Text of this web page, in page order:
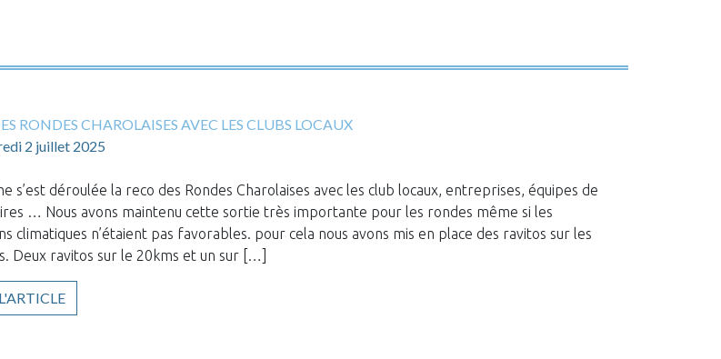
RONDES CHAROLAISES AVEC LES CLUBS LOCAUX
2 juillet 2025
s’est déroulée la reco des Rondes Charolaises avec les club locaux, entreprises, équipes de
… Nous avons maintenu cette sortie très importante pour les rondes même si les
climatiques n’étaient pas favorables. pour cela nous avons mis en place des ravitos sur les
Deux ravitos sur le 20kms et un sur […]